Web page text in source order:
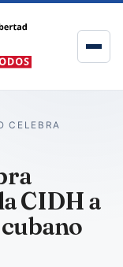
CELEBRA
CIDH a